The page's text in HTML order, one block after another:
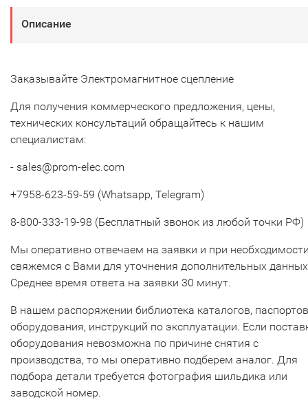
Описание
Заказывайте Электромагнитное сцепление
Для получения коммерческого предложения, цены,
технических консультаций обращайтесь к нашим
специалистам:
- sales@prom-elec.com
+7958-623-59-59 (Whatsapp, Telegram)
8-800-333-19-98 (Бесплатный звонок из любой точки РФ)
Мы оперативно отвечаем на заявки и при
свяжемся с Вами для уточнения дополнительных
Среднее время ответа на заявки 30 минут.
В нашем распоряжении библиотека каталогов, паспортов
оборудования, инструкций по эксплуатации. Если
оборудования невозможна по причине снятия с
производства, то мы оперативно подберем аналог. Для
подбора детали требуется фотография шильдика или
заводской номер.